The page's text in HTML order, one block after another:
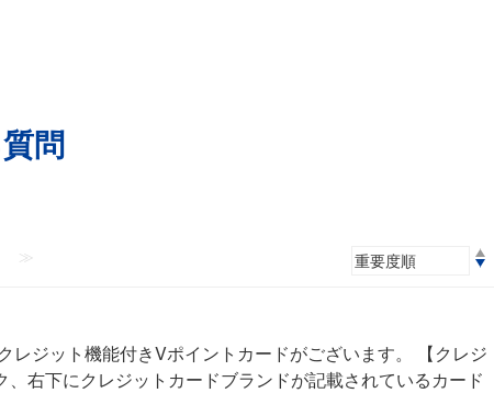
問
≫
ジット機能付きVポイントカードがございます。 【クレジ
右下にクレジットカードブランドが記載されているカード